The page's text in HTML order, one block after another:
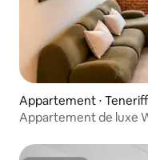
Appartement ⋅
Appartement de luxe